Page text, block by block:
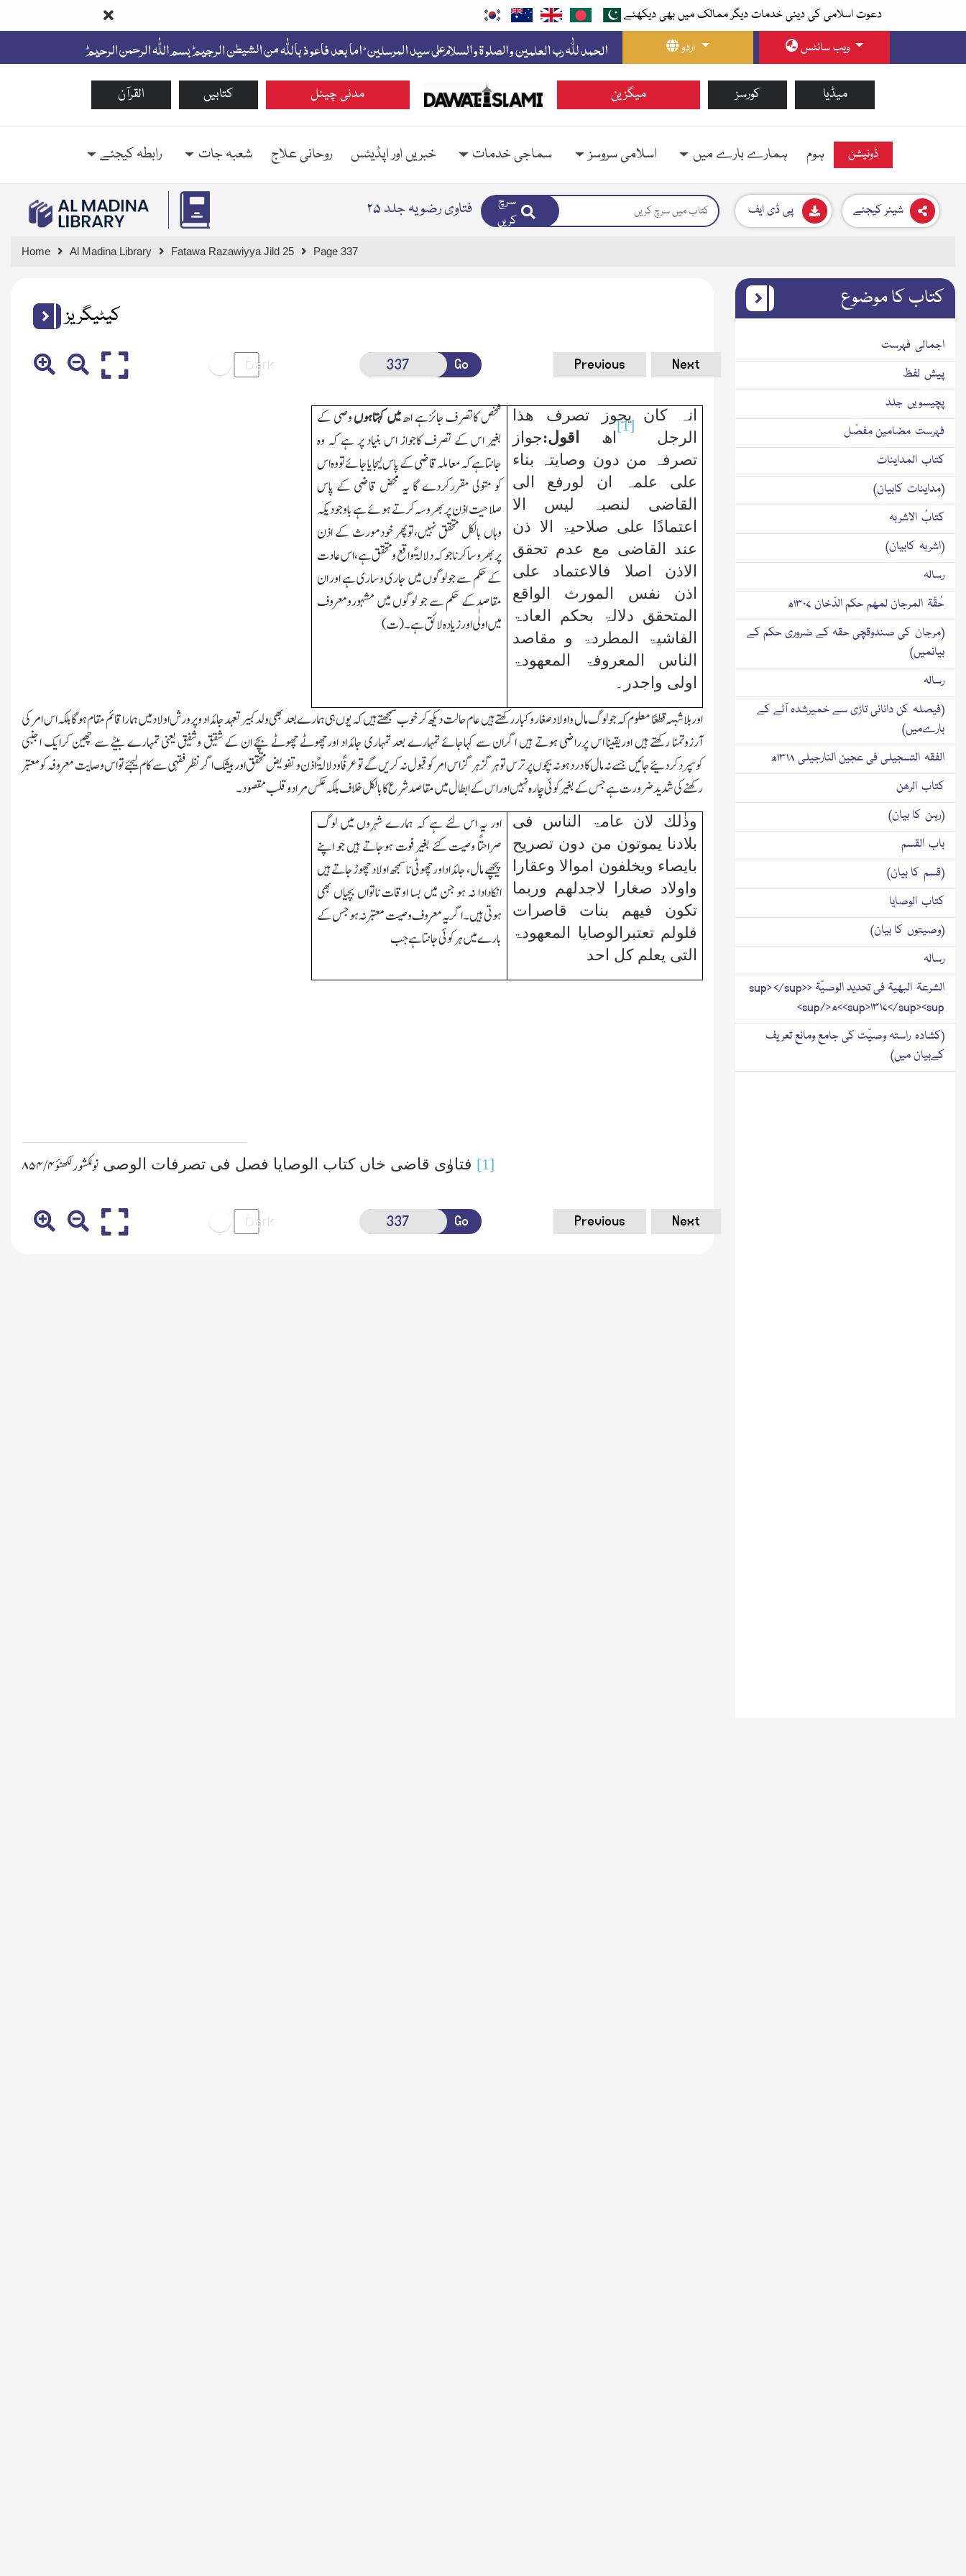
دعوت اسلامی کی دینی خدمات دیگر ممالک میں بھی دیکھئے
اردو
ویب سائٹس
القرآن کتابیں مدنی چینل میگزین کورسز میڈیا
ہوم ہمارے بارے میں اسلامی سروسز سماجی خدمات خبریں اور اپڈیٹس روحانی علاج شعبہ جات رابطہ کیجئے ڈونیشن
فتاوی رضویہ جلد ۲۵
سرچ
کریں
پی ڈی ایف شیئر کیجئے
Home Al Madina Library Fatawa Razawiyya Jild 25 Page 337
کیٹیگریز
Go Previous Next
انہ کان یجوز تصرف ھذا
الرجل
[1]
اھ اقول:جواز
تصرفہ من دون وصایتہ بناء
علی علمہ ان لورفع الی
القاضی لنصبہ لیس الا
اعتمادًا علی صلاحیۃ الا ذن
عند القاضی مع عدم تحقق
الاذن اصلا فالاعتماد علی
اذن نفس المورث الواقع
المتحقق دلالۃ بحکم العادۃ
الفاشیۃ المطردۃ و مقاصد
الناس المعروفۃ المعھودۃ
اولی واجدر۔
شخص کاتصرف جائزہےاھمیں کہتاہوںوصی کے
بغیر اس کے تصرف کاجواز اس بنیاد پر ہے کہ وہ
جانتاہے کہ معاملہ قاضی کے پاس لیجایاجائے تو وہ اس
کو متولی مقررکردے گا یہ محض قاضی کے پاس
صلاحیت اذن پربھروسہ کرتے ہوئے ہے باوجودیکہ
وہاں بالکل متحقق نہیں،توپھر خودمورث کے اذن
پربھروساکرنا جوکہ دلالۃً واقع ومتحقق ہے،اس عادت
کے حکم سے جولوگوں میں جاری وساری ہے اور ان
مقاصدکے حکم سے جو لوگوں میں مشہورومعروف
میں اولٰی اورزیادہ لائق ہے۔(ت)
اوربلاشبہہ قطعًا معلوم کہ جولوگ مال واولاد صغار وکباررکھتے ہیں عام حالت دیکھ کر خوب سمجھتے ہیں کہ یوں ہی ہمارے بعد بھی ولدکبیر تعہد جائداد وپرورش اولاد میں ہماراقائم مقام ہوگا بلکہ اس امر کی
آرزوتمنا رکھتے ہیں اوریقینا اس پرراضی ہوتے ہیں اگران سے کہاجائے تمہارے بعد تمہاری جائداد اورچھوٹے چھوٹے بچے ان کے شقیق وشفیق یعنی تمہارے بیٹے سے چھین کرایك اجنبی
کوسپردکردئیے جائیں جسے نہ مال کا درد ہو نہ بچوں پرترس توہرگزہرگز اس امر کو قبول نہ کریں گے توعرفًاودلالۃً اذن وتفویض متحقق اور بیشك اگرنظرفقہی سے کام لیجئے تواس وصایت معروفہ کومعتبر
رکھنے کی شدیدضرورت ہے جس کے بغیر کوئی چارہ نہیں اور اس کے ابطال میں مقاصد شرع کابالکل خلاف بلکہ عکس مرادوقلب مقصود۔
وذٰلك لان عامۃ الناس فی
بلادنا یموتون من دون تصریح
بایصاء ویخلفون اموالا وعقارا
واولاد صغارا لاجدلھم وربما
تکون فیھم بنات قاصرات
فلولم تعتبرالوصایا المعھودۃ
التی یعلم کل احد
اور یہ اس لئےہے کہ ہمارے شہروںمیں لوگ
صراحتًا وصیت کئے بغیر فوت ہوجاتے ہیں جو اپنے
پیچھے مال، جائداداورچھوٹی ناسمجھ اولاد چھوڑجاتے ہیں
انکادادا نہ ہو جن میں بسا اوقات ناتواں بچیاں بھی
ہوتی ہیں۔اگریہ معروف وصیت معتبرنہ ہو جس کے
بارے میں ہرکوئی جانتاہے جب
[1] فتاوٰی قاضی خاں کتاب الوصایا فصل فی تصرفات الوصی نولکشورلکھنؤ ۴/ ۸۵۴
Go Previous Next
کتاب کا موضوع
اجمالی فہرست
پیش لفظ
پچیسویں جلد
فہرست مضامین مفصّل
کتاب المداینات
(مداینات کابیان)
کتابُ الاشربہ
(اشربہ کابیان)
رسالہ
حُقّۃ المرجان لمھم حکم الدّخان ۱۳۰۷ھ
(مرجان کی صندوقچی حقہ کے ضروری حکم کے
بیانمیں)
رسالہ
(فیصلہ کن دانائی تاڑی سے خمیرشدہ آٹے کے
بارےمیں)
الفقہ التسجیلی فی عجین النارجیلی ۱۳۱۸ھ
کتاب الرھن
(رہن کا بیان)
باب القسم
(قسم کا بیان)
کتاب الوصایا
(وصیتوں کا بیان)
رسالہ
الشرعۃ البھیۃ فی تحدید الوصیّۃ <sup> </sup>
<sup>۱۳۱۷</sup><sup>ھ</sup>
(کشادہ راستہ وصیّت کی جامع ومانع تعریف
کےبیان میں)